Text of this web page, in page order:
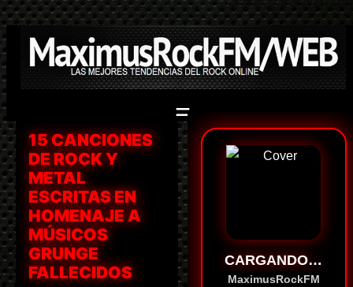
Saltar
al
contenido
15 CANCIONES
DE ROCK Y
METAL
ESCRITAS EN
HOMENAJE A
MÚSICOS
GRUNGE
FALLECIDOS
CARGANDO…
MaximusRockFM